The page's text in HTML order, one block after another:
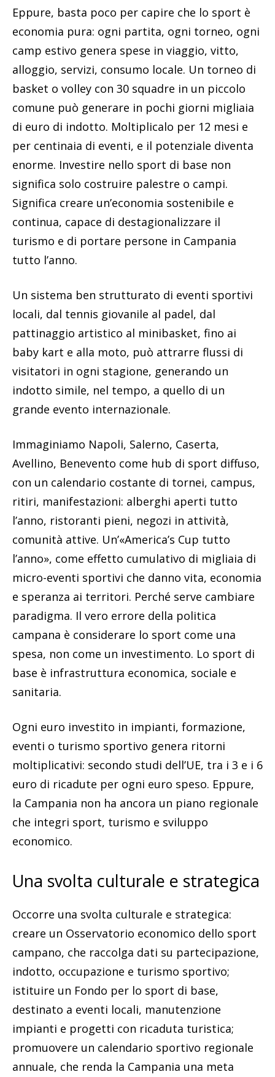
Eppure, basta poco per capire che lo sport è
economia pura: ogni partita, ogni torneo, ogni
camp estivo genera spese in viaggio, vitto,
alloggio, servizi, consumo locale. Un torneo di
basket o volley con 30 squadre in un piccolo
comune può generare in pochi giorni migliaia
di euro di indotto. Moltiplicalo per 12 mesi e
per centinaia di eventi, e il potenziale diventa
enorme. Investire nello sport di base non
significa solo costruire palestre o campi.
Significa creare un’economia sostenibile e
continua, capace di destagionalizzare il
turismo e di portare persone in Campania
tutto l’anno.
Un sistema ben strutturato di eventi sportivi
locali, dal tennis giovanile al padel, dal
pattinaggio artistico al minibasket, fino ai
baby kart e alla moto, può attrarre flussi di
visitatori in ogni stagione, generando un
indotto simile, nel tempo, a quello di un
grande evento internazionale.
Immaginiamo Napoli, Salerno, Caserta,
Avellino, Benevento come hub di sport diffuso,
con un calendario costante di tornei, campus,
ritiri, manifestazioni: alberghi aperti tutto
l’anno, ristoranti pieni, negozi in attività,
comunità attive. Un’«America’s Cup tutto
l’anno», come effetto cumulativo di migliaia di
micro-eventi sportivi che danno vita, economia
e speranza ai territori. Perché serve cambiare
paradigma. Il vero errore della politica
campana è considerare lo sport come una
spesa, non come un investimento. Lo sport di
base è infrastruttura economica, sociale e
sanitaria.
Ogni euro investito in impianti, formazione,
eventi o turismo sportivo genera ritorni
moltiplicativi: secondo studi dell’UE, tra i 3 e i 6
euro di ricadute per ogni euro speso. Eppure,
la Campania non ha ancora un piano regionale
che integri sport, turismo e sviluppo
economico.
Una svolta culturale e strategica
Occorre una svolta culturale e strategica:
creare un Osservatorio economico dello sport
campano, che raccolga dati su partecipazione,
indotto, occupazione e turismo sportivo;
istituire un Fondo per lo sport di base,
destinato a eventi locali, manutenzione
impianti e progetti con ricaduta turistica;
promuovere un calendario sportivo regionale
annuale, che renda la Campania una meta